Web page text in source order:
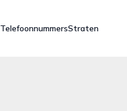
TelefoonnummersStraten